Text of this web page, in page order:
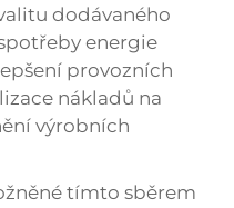
dodávaného
energie
provozních
nákladů na
výrobních
tímto sběrem